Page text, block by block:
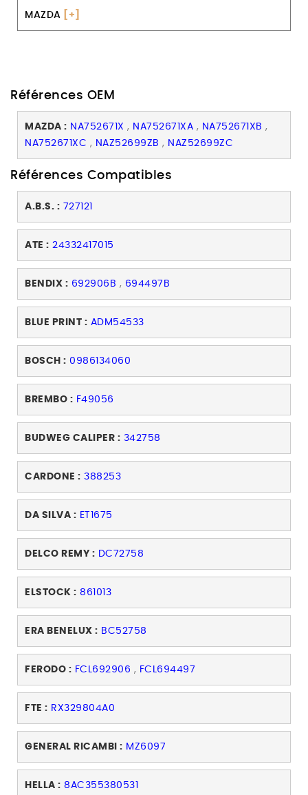
MAZDA [+]
Références OEM
MAZDA : NA752671X , NA752671XA , NA752671XB ,
NA752671XC , NAZ52699ZB , NAZ52699ZC
Références Compatibles
A.B.S. : 727121
ATE : 24332417015
BENDIX : 692906B , 694497B
BLUE PRINT : ADM54533
BOSCH : 0986134060
BREMBO : F49056
BUDWEG CALIPER : 342758
CARDONE : 388253
DA SILVA : ET1675
DELCO REMY : DC72758
ELSTOCK : 861013
ERA BENELUX : BC52758
FERODO : FCL692906 , FCL694497
FTE : RX329804A0
GENERAL RICAMBI : MZ6097
HELLA : 8AC355380531